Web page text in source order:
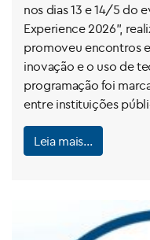
nos dias 13 e 14/5 do
Experience 2026”,
promoveu encontros
inovação e o uso de
programação foi
entre instituições
Leia mais…